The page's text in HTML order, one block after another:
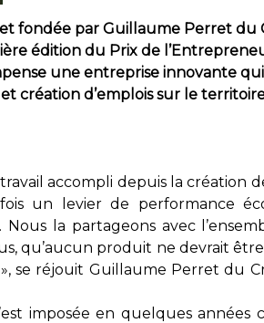
fondée par Guillaume Perret du
édition du Prix de
une entreprise innovante qui
création d’emplois sur le
accompli depuis la création
un levier de performance
la partageons avec
qu’aucun produit ne devrait
se réjouit Guillaume Perret du
imposée en quelques années